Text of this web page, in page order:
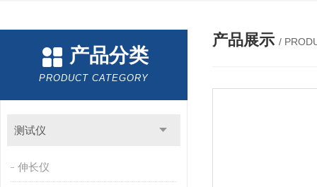
产品分类
PRODUCT CATEGORY
测试仪
伸长仪
产品展示 /